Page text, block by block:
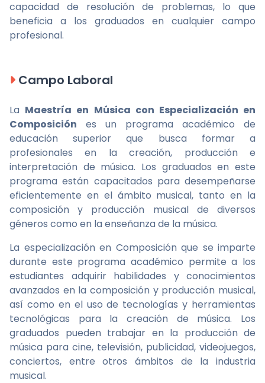
capacidad de resolución de problemas, lo que
beneficia a los graduados en cualquier campo
profesional.
Campo Laboral
La Maestría en Música con Especialización en
Composición es un programa académico de
educación superior que busca formar a
profesionales en la creación, producción e
interpretación de música. Los graduados en este
programa están capacitados para desempeñarse
eficientemente en el ámbito musical, tanto en la
composición y producción musical de diversos
géneros como en la enseñanza de la música.
La especialización en Composición que se imparte
durante este programa académico permite a los
estudiantes adquirir habilidades y conocimientos
avanzados en la composición y producción musical,
así como en el uso de tecnologías y herramientas
tecnológicas para la creación de música. Los
graduados pueden trabajar en la producción de
música para cine, televisión, publicidad, videojuegos,
conciertos, entre otros ámbitos de la industria
musical.